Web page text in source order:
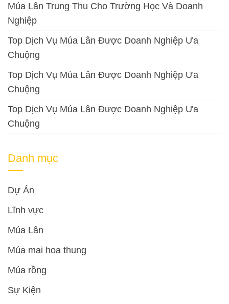
Múa Lân Trung Thu Cho Trường Học Và Doanh
Nghiệp
Top Dịch Vụ Múa Lân Được Doanh Nghiệp Ưa
Chuộng
Top Dịch Vụ Múa Lân Được Doanh Nghiệp Ưa
Chuộng
Top Dịch Vụ Múa Lân Được Doanh Nghiệp Ưa
Chuộng
Danh mục
Dự Án
Lĩnh vực
Múa Lân
Múa mai hoa thung
Múa rồng
Sự Kiện